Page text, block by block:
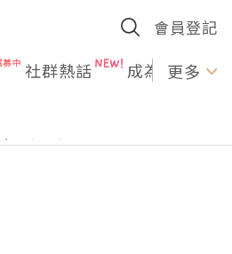
會員登記
社群熱話 成為U更多